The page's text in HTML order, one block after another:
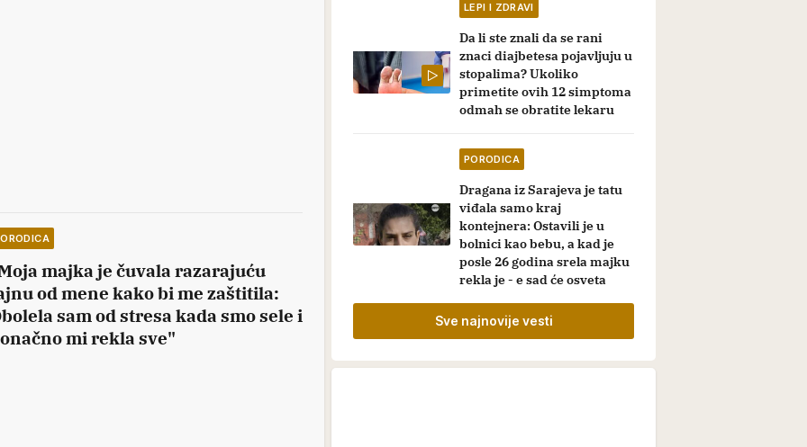
majka je čuvala razarajuću
od mene kako bi me zaštitila:
sam od stresa kada smo sele i
mi rekla sve"
LEPI I ZDRAVI
Da li ste znali da se rani
znaci diajbetesa pojavljuju u
stopalima? Ukoliko
primetite ovih 12 simptoma
odmah se obratite lekaru
PORODICA
Dragana iz Sarajeva je tatu
viđala samo kraj
kontejnera: Ostavili je u
bolnici kao bebu, a kad je
posle 26 godina srela majku
rekla je - e sad će osveta
Sve najnovije vesti